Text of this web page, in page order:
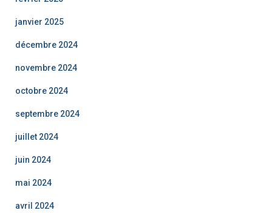
janvier 2025
décembre 2024
novembre 2024
octobre 2024
septembre 2024
juillet 2024
juin 2024
mai 2024
avril 2024